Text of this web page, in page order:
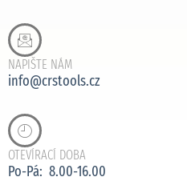
NAPIŠTE NÁM
info@crstools.cz
OTEVÍRACÍ DOBA
Po-Pá: 8.00-16.00